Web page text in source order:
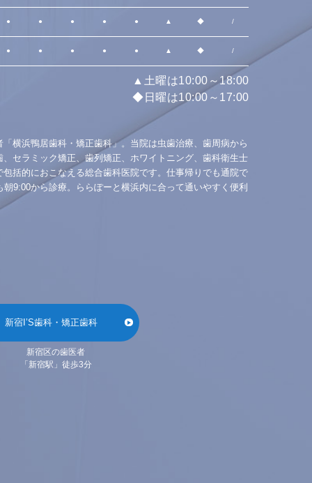
● ● ● ● ● ▲ ◆ /
● ● ● ● ● ▲ ◆ /
▲土曜は10:00～18:00
◆日曜は10:00～17:00
横浜鴨居歯科・矯正歯科」。当院は虫歯治療、歯周病から
セラミック矯正、歯列矯正、ホワイトニング、歯科衛生士
括的におこなえる総合歯科医院です。仕事帰りでも通院で
9:00から診療。ららぽーと横浜内に合って通いやすく便利
新宿I’S歯科・矯正歯科
新宿区の歯医者
「新宿駅」徒歩3分